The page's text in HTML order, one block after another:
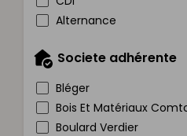
Alternance
Societe adhérente
Bléger
Bois Et Matériaux
Boulard Verdier